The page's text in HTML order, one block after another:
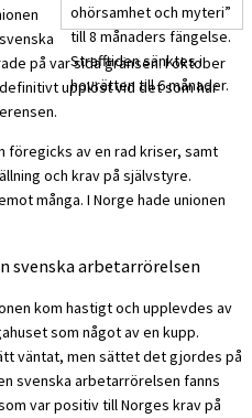
ohörsamhet och myteri”
till 8 månaders fängelse.
Strafftiden sänktes i
hovrätten till 6 månader.
på var sida gränsen. I oktober
upplöst vid det som har
föregicks av en rad kriser, samt
och krav på självstyre.
många. I Norge hade unionen
svenska arbetarrörelsen
kom hastigt och upplevdes av
som något av en kupp.
väntat, men sättet det gjordes på
svenska arbetarrörelsen fanns
var positiv till Norges krav på